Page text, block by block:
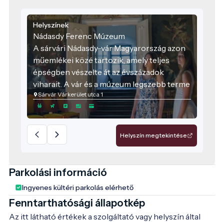
Helyszínek
Nádasdy Ferenc Múzeum
A sárvári Nádasdy-vár Magyarország azon
műemlékei közé tartozik, amely teljes
épségben vészelte át az évszázadok
viharait. A vár és a múzeum legszebb terme
a Nádasdy III. Ferenc által építtetett
díszterem. Az 1653-ban elkészült
mennyezeti freskók a törökellenes
háborúk hősének, Nádasdy II. Ferencnek, a
híres „fekete bégnek” 1591 és 1602 között
iparművészeti gyűjteménye is sokrétű. A
Európa egyetlen látogatható önálló
huszár-kiállítása. A térképtörténeti kiállítás
16-18. századi eredeti térképmetszetek,
Sárvár Várkerület utca 1
Helyszín megtekintése
Parkolási információ
Ingyenes kültéri parkolás elérhető
Fenntarthatósági állapotkép
Az itt látható értékek a szolgáltató vagy helyszín által